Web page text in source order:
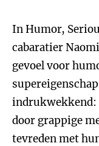
In Humor,
cabaratier
gevoel voor
indrukwekkend:
door grappige
tevreden met